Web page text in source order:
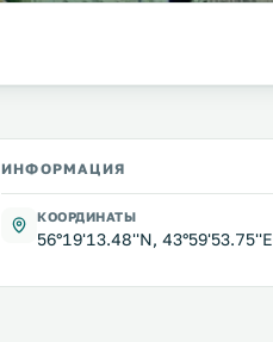
ИНФОРМАЦИЯ
КООРДИНАТЫ
56°19'13.48''N, 43°59'53.75''E